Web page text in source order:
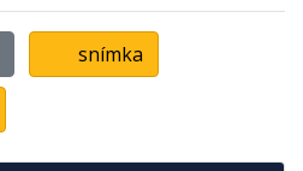
snímka